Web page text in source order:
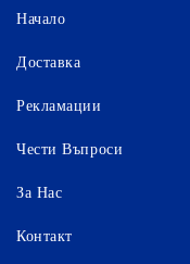
Начало
Доставка
Рекламации
Чести Въпроси
За Нас
Контакт